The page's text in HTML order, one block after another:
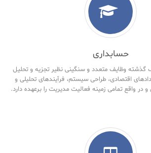
حسابداری
گذشته وظایف متعدد و سنگینی نظیر تجزیه و تحلیل
اقتصادی، طراحی سیستم، فرآیندهای تحلیلی و
و در واقع تمامی زمینه فعالیت مدیریت را برعهده دارد.